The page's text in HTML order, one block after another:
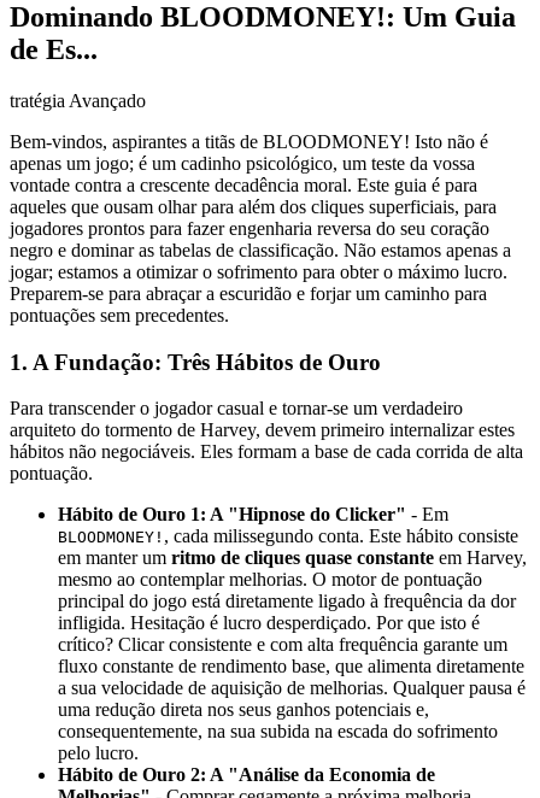
Dominando BLOODMONEY!: Um Guia
de Es...
tratégia Avançado
Bem-vindos, aspirantes a titãs de BLOODMONEY! Isto não é
apenas um jogo; é um cadinho psicológico, um teste da vossa
vontade contra a crescente decadência moral. Este guia é para
aqueles que ousam olhar para além dos cliques superficiais, para
jogadores prontos para fazer engenharia reversa do seu coração
negro e dominar as tabelas de classificação. Não estamos apenas a
jogar; estamos a otimizar o sofrimento para obter o máximo lucro.
Preparem-se para abraçar a escuridão e forjar um caminho para
pontuações sem precedentes.
1. A Fundação: Três Hábitos de Ouro
Para transcender o jogador casual e tornar-se um verdadeiro
arquiteto do tormento de Harvey, devem primeiro internalizar estes
hábitos não negociáveis. Eles formam a base de cada corrida de alta
pontuação.
Hábito de Ouro 1: A "Hipnose do Clicker" - Em
BLOODMONEY! , cada milissegundo conta. Este hábito consiste
em manter um ritmo de cliques quase constante em Harvey,
mesmo ao contemplar melhorias. O motor de pontuação
principal do jogo está diretamente ligado à frequência da dor
infligida. Hesitação é lucro desperdiçado. Por que isto é
crítico? Clicar consistente e com alta frequência garante um
fluxo constante de rendimento base, que alimenta diretamente
a sua velocidade de aquisição de melhorias. Qualquer pausa é
uma redução direta nos seus ganhos potenciais e,
consequentemente, na sua subida na escada do sofrimento
pelo lucro.
Hábito de Ouro 2: A "Análise da Economia de